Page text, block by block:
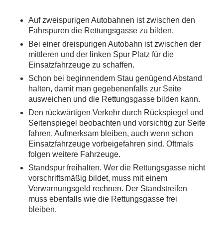
Auf zweispurigen Autobahnen ist zwischen den
Fahrspuren die Rettungsgasse zu bilden.
Bei einer dreispurigen Autobahn ist zwischen der
mittleren und der linken Spur Platz für die
Einsatzfahrzeuge zu schaffen.
Schon bei beginnendem Stau genügend Abstand
halten, damit man gegebenenfalls zur Seite
ausweichen und die Rettungsgasse bilden kann.
Den rückwärtigen Verkehr durch Rückspiegel und
Seitenspiegel beobachten und vorsichtig zur Seite
fahren. Aufmerksam bleiben, auch wenn schon
Einsatzfahrzeuge vorbeigefahren sind. Oftmals
folgen weitere Fahrzeuge.
Standspur freihalten. Wer die Rettungsgasse nicht
vorschriftsmäßig bildet, muss mit einem
Verwarnungsgeld rechnen. Der Standstreifen
muss ebenfalls wie die Rettungsgasse frei
bleiben.